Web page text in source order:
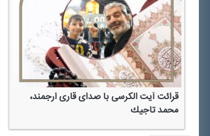
قرائت آیت الكرسی با صدای قاری ارجمند،
محمد تاجیك